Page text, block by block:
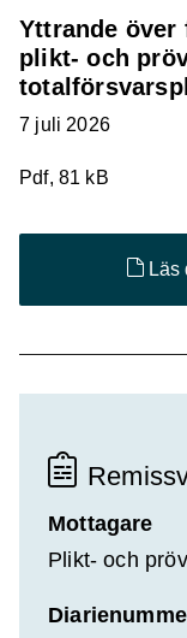
Yttrande
plikt- och
7 juli 2026
Pdf, 81 kB
Läs
Mottagare
Plikt- och